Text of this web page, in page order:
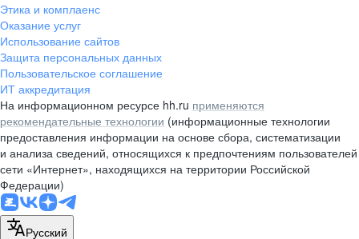
Этика и комплаенс
Оказание услуг
Использование сайтов
Защита персональных данных
Пользовательское соглашение
ИТ аккредитация
На информационном ресурсе hh.ru применяются
рекомендательные технологии (информационные технологии
предоставления информации на основе сбора, систематизации
и анализа сведений, относящихся к предпочтениям пользователей
сети «Интернет», находящихся на территории Российской
Федерации)
Русский